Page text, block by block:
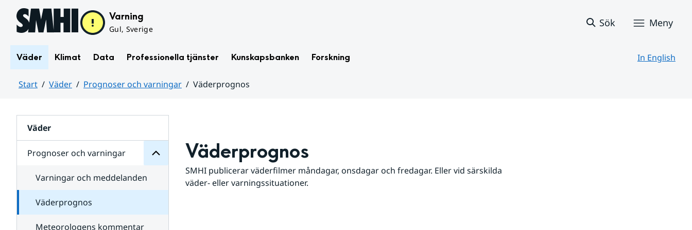
Hoppa till sidans innehåll Varning
Gul, Sverige
Sök Meny
Väder Klimat Data Professionella tjänster Kunskapsbanken Forskning In English
Start Väder Prognoser och varningar
Väderprognos
Väder
Prognoser och varningar
för
varningar
Varningar och meddelanden
Väderprognos
Meteorologens kommentar
Väderprognos
SMHI publicerar väderfilmer måndagar, onsdagar och fredagar. Eller vid särskilda
väder- eller varningssituationer.